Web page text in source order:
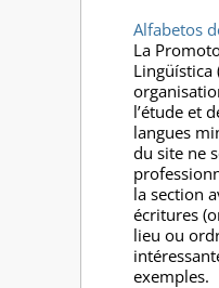
Alfabetos
La
Lingüística
l’étude et
langues
du site ne
la section
écritures
lieu ou
exemples.